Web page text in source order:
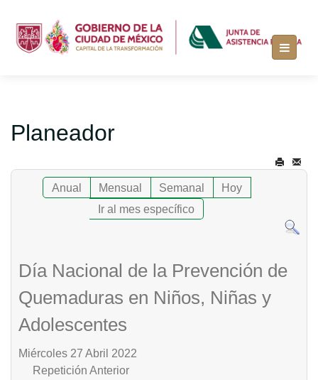
Planeador
Anual Mensual Semanal
Hoy
Ir al mes específico
Día Nacional de la Prevención de
Quemaduras en Niños, Niñas y
Adolescentes
Miércoles 27 Abril 2022
Repetición Anterior